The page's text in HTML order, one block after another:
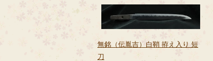
無銘（伝胤吉）白鞘 拵え入り 短
刀